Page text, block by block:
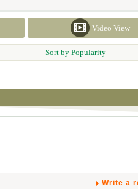
Video View
Sort by Popularity
Write a